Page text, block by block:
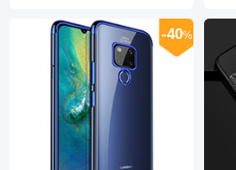
-40%